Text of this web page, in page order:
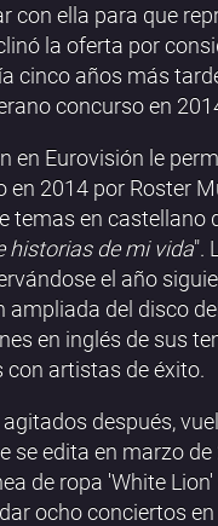
con ella para que
la oferta por
cinco años más
concurso en
en Eurovisión le
en 2014 por Roster
temas en castellano
historias de mi vida".
el año
ampliada del disco
en inglés de sus
con artistas de éxito.
después,
se edita en marzo
de ropa 'White
ocho conciertos